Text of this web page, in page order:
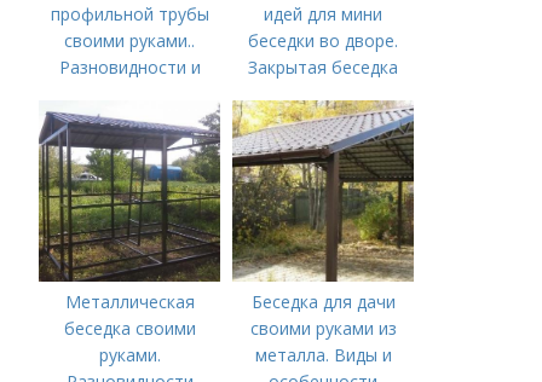
профильной трубы
своими руками..
Разновидности и
изготовления
идей для мини
беседки во дворе.
Закрытая беседка
Металлическая
беседка своими
руками.
Беседка для дачи
своими руками из
металла. Виды и